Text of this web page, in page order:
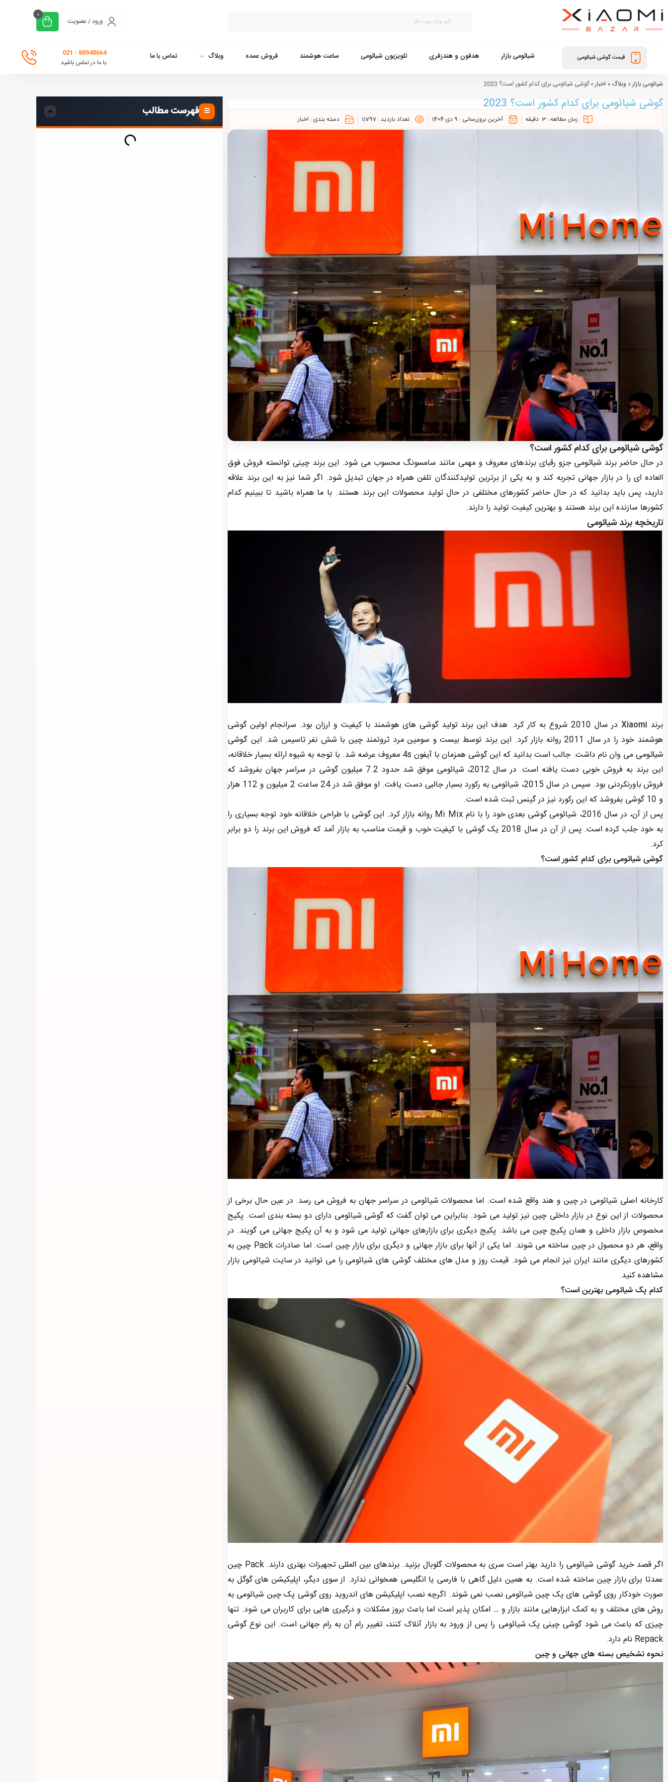
ورود / عضویت
0
قیمت گوشی شیائومی شیائومی بازار هدفون و هندزفری تلویزیون شیائومی ساعت هوشمند فروش عمده وبلاگ تماس با ما
88948664 - 021
با ما در تماس باشید
شیائومی بازار» وبلاگ » اخبار»گوشی شیائومی برای کدام کشور است؟ 2023
گوشی شیائومی برای کدام کشور است؟ 2023
زمان مطالعه : 3 دقیقه آخرین بروزرسانی : 9 دی 1404 تعداد بازدید : 11797 دسته بندی : اخبار
گوشی شیائومی برای کدام کشور است؟
در حال حاضر برندشیائومی جزو رقبای برندهای معروف و مهمی مانند سامسونگ محسوب می شود. این برند چینی توانسته فروش فوق
العاده ای را در بازار جهانی تجربه کند و به یکی از برترین تولیدکنندگان تلفن همراه در جهان تبدیل شود. اگر شما نیز به این برند علاقه
دارید، پس باید بدانید که در حال حاضر کشورهای مختلفی در حال تولید محصولات این برند هستند. با ما همراه باشید تا ببینیم کدام
کشورها سازنده این برند هستند و بهترین کیفیت تولید را دارند.
تاریخچه برند شیائومی
برند Xiaomi
در سال 2010 شروع به کار کرد. هدف این برند تولید گوشی های هوشمند با کیفیت و ارزان بود. سرانجام اولین گوشی
هوشمند خود را در سال 2011 روانه بازار کرد. این برند توسط بیست و سومین مرد ثروتمند چین با شش نفر تاسیس شد. این
گوشی
شیائومی
می وان نام داشت. جالب است بدانید که این گوشی همزمان با آیفون 4s معروف عرضه شد. با توجه به شیوه ارائه بسیار خلاقانه،
این برند به فروش خوبی دست یافته است. در سال 2012، شیائومی موفق شد حدود 7.2 میلیون گوشی در سراسر جهان بفروشد که
فروش باورنکردنی بود. سپس در سال 2015، شیائومی به رکورد بسیار جالبی دست یافت. او موفق شد در 24 ساعت 2 میلیون و 112 هزار
و 10 گوشی بفروشد که این رکورد نیز در گینس ثبت شده است.
پس از آن، در سال 2016، شیائومی گوشی بعدی خود را با نام Mi Mix روانه بازار کرد. این گوشی با طراحی خلاقانه خود توجه بسیاری را
به خود جلب کرده است. پس از آن در سال 2018 یک گوشی با کیفیت خوب و قیمت مناسب به بازار آمد که فروش این برند را دو برابر
کرد.
گوشی شیائومی برای کدام کشور است؟
کارخانه اصلی شیائومی در چین و هند واقع شده است. اما محصولات شیائومی در سراسر جهان به فروش می رسد. در عین حال برخی از
محصولات از این نوع در بازار داخلی چین نیز تولید می شود. بنابراین می توان گفت که گوشی شیائومی دارای دو بسته بندی است. پکیج
مخصوص بازار داخلی و همان پکیج چین می باشد. پکیج دیگری برای بازارهای جهانی تولید می شود و به آن پکیج جهانی می گویند. در
واقع، هر دو محصول در چین ساخته می شوند. اما یکی از آنها برای بازار جهانی و دیگری برای بازار چین است. اما صادرات Pack چین به
کشورهای دیگری مانند ایران نیز انجام می شود. قیمت روز و مدل های مختلف گوشی های شیائومی را می توانید در سایت شیائومی بازار
مشاهده کنید.
کدام پک شیائومی بهترین است؟
اگر قصد خرید گوشی شیائومی را دارید بهتر است سری به محصولات گلوبال بزنید. برندهای بین المللی تجهیزات بهتری دارند. Pack چین
عمدتا برای بازار چین ساخته شده است. به همین دلیل گاهی با فارسی یا انگلیسی همخوانی ندارد. از سوی دیگر، اپلیکیشن های گوگل به
صورت خودکار روی گوشی های پک چین شیائومی نصب نمی شوند. اگرچه نصب اپلیکیشن های اندروید روی گوشی پک چین شیائومی به
روش های مختلف و به کمک ابزارهایی مانند بازار و … امکان پذیر است اما باعث بروز مشکلات و درگیری هایی برای کاربران می شود. تنها
چیزی که باعث می شود گوشی چینی پک شیائومی را پس از ورود به بازار آنلاک کنند، تغییر رام آن به رام جهانی است. این نوع گوشی
Repack نام دارد.
نحوه تشخیص بسته های جهانی و چین
فهرست مطالب